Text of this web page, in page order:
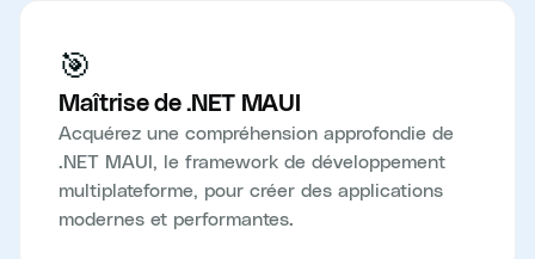
🎯
Maîtrise de .NET MAUI
Acquérez une compréhension approfondie de
.NET MAUI, le framework de développement
multiplateforme, pour créer des applications
modernes et performantes.